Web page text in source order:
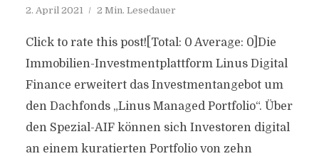
2. April 2021 2 Min. Lesedauer
Click to rate this post![Total: 0 Average: 0]Die
Immobilien-Investmentplattform Linus Digital
Finance erweitert das Investmentangebot um
den Dachfonds „Linus Managed Portfolio“. Über
den Spezial-AIF können sich Investoren digital
an einem kuratierten Portfolio von zehn